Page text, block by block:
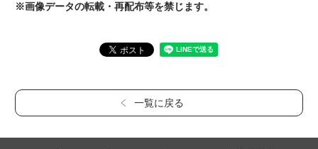
※画像データの転載・再配布等を禁じます。
一覧に戻る